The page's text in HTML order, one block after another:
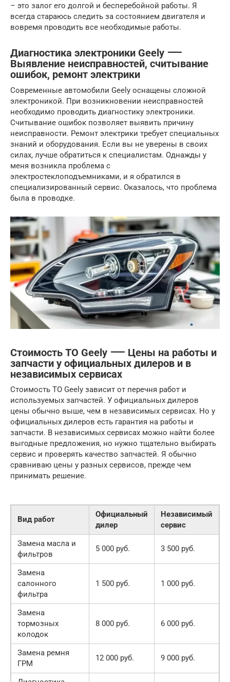
– это залог его долгой и бесперебойной работы. Я
всегда стараюсь следить за состоянием двигателя и
вовремя проводить все необходимые работы.
Диагностика электроники Geely ⸺
Выявление неисправностей, считывание
ошибок, ремонт электрики
Современные автомобили Geely оснащены сложной
электроникой. При возникновении неисправностей
необходимо проводить диагностику электроники.
Считывание ошибок позволяет выявить причину
неисправности. Ремонт электрики требует специальных
знаний и оборудования. Если вы не уверены в своих
силах, лучше обратиться к специалистам. Однажды у
меня возникла проблема с
электростеклоподъемниками, и я обратился в
специализированный сервис. Оказалось, что проблема
была в проводке.
Стоимость ТО Geely ⸺ Цены на работы и
запчасти у официальных дилеров и в
независимых сервисах
Стоимость ТО Geely зависит от перечня работ и
используемых запчастей. У официальных дилеров
цены обычно выше, чем в независимых сервисах. Но у
официальных дилеров есть гарантия на работы и
запчасти. В независимых сервисах можно найти более
выгодные предложения, но нужно тщательно выбирать
сервис и проверять качество запчастей. Я обычно
сравниваю цены у разных сервисов, прежде чем
принимать решение.
Вид работ
Официальный
дилер
Независимый
сервис
Замена масла и
фильтров
5 000 руб. 3 500 руб.
Замена
салонного
фильтра
1 500 руб. 1 000 руб.
Замена
тормозных
колодок
8 000 руб. 6 000 руб.
Замена ремня
ГРМ
12 000 руб. 9 000 руб.